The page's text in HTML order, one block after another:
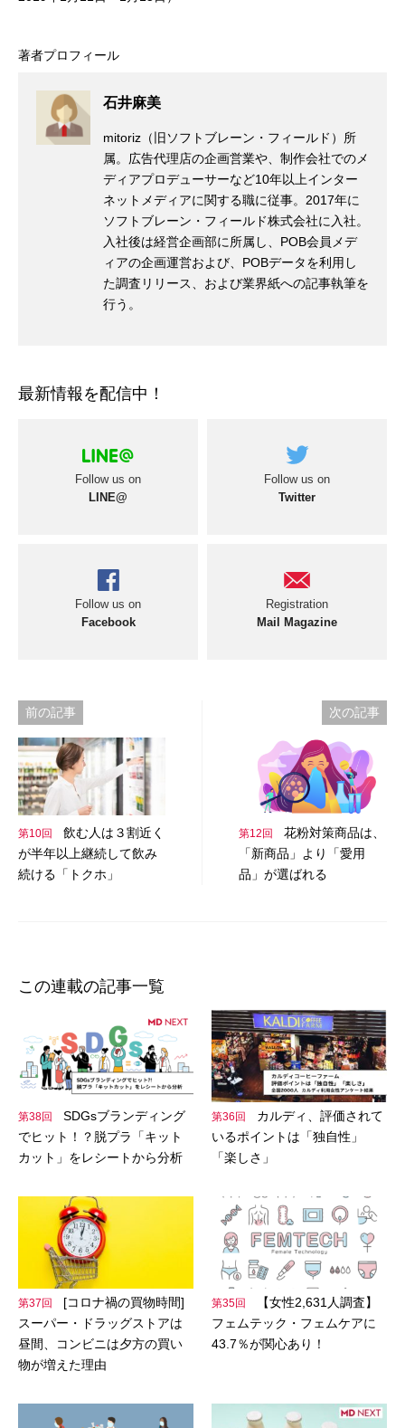
著者プロフィール
石井麻美
mitoriz（旧ソフトブレーン・フィールド）所
属。広告代理店の企画営業や、制作会社でのメ
ディアプロデューサーなど10年以上インター
ネットメディアに関する職に従事。2017年に
ソフトブレーン・フィールド株式会社に入社。
入社後は経営企画部に所属し、POB会員メデ
ィアの企画運営および、POBデータを利用し
た調査リリース、および業界紙への記事執筆を
行う。
最新情報を配信中！
Follow us on
LINE@
Follow us on
Twitter
Follow us on
Facebook
Registration
Mail Magazine
投
稿
ナ
ビ
ゲ
ー
前の記事
第10回
飲む人は３割近く
が半年以上継続して飲み
続ける「トクホ」
次の記事
第12回
花粉対策商品は、
「新商品」より「愛用
品」が選ばれる
この連載の記事一覧
第38回
SDGsブランディング
でヒット！？脱プラ「キット
カット」をレシートから分析
第36回
カルディ、評価されて
いるポイントは「独自性」
「楽しさ」
第37回
[コロナ禍の買物時間]
スーパー・ドラッグストアは
昼間、コンビニは夕方の買い
物が増えた理由
第35回
【女性2,631人調査】
フェムテック・フェムケアに
43.7％が関心あり！